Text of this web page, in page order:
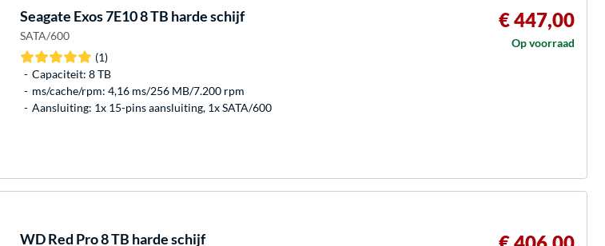
Seagate Exos 7E10 8 TB harde schijf
SATA/600
(1)
Capaciteit: 8 TB
ms/cache/rpm: 4,16 ms/256 MB/7.200 rpm
Aansluiting: 1x 15-pins aansluiting, 1x SATA/600
€ 447,00
Op voorraad
WDRed Pro 8 TB harde schijf